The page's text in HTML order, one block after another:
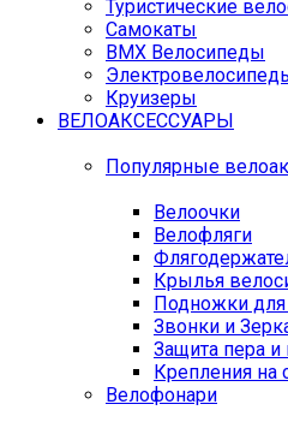
Туристические
Самокаты
BMX Велосипеды
Круизеры
ВЕЛОАКСЕССУАРЫ
Популярные
Велоочки
Велофляги
Крылья
Подножки
Звонки и
Защита пера и
Крепления на
Велофонари